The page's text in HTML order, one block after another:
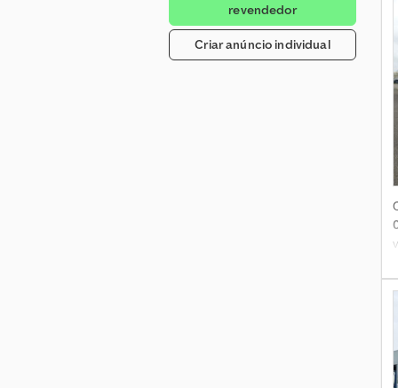
revendedor
Criar anúncio individual